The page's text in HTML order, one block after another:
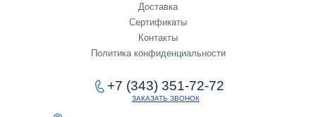
Доставка
Сертификаты
Контакты
Политика конфиденциальности
+7 (343) 351-72-72
ЗАКАЗАТЬ ЗВОНОК